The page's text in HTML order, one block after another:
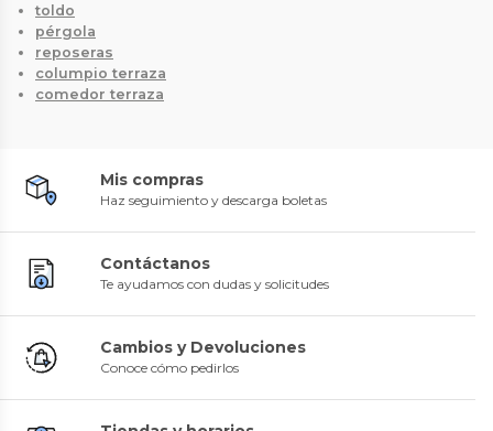
toldo
pérgola
reposeras
columpio terraza
comedor terraza
Mis compras
Haz seguimiento y descarga boletas
Contáctanos
Te ayudamos con dudas y solicitudes
Cambios y Devoluciones
Conoce cómo pedirlos